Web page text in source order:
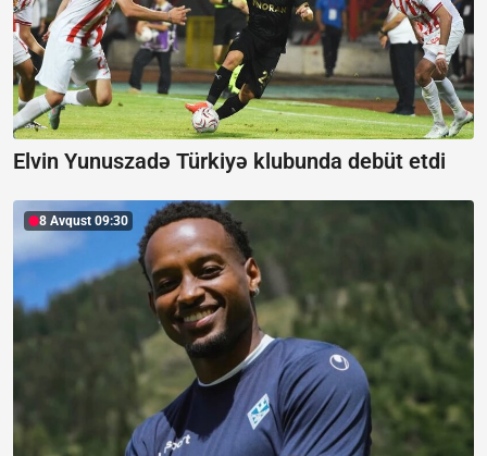
Elvin Yunuszadə Türkiyə klubunda debüt etdi
8 Avqust 09:30